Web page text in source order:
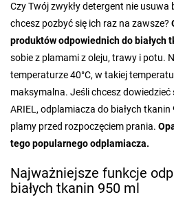
Czy Twój zwykły detergent nie
chcesz pozbyć się ich raz na zawsze?
produktów odpowiednich dobiałych
sobie z plamami z oleju, trawy i potu.
temperaturze 40°C, w takiej
maksymalna. Jeśli chcesz
ARIEL, odplamiacza do białych
plamy przed rozpoczęciem prania.
tego popularnego odplamiacza.
Najważniejsze funkcje
białych tkanin 950 ml